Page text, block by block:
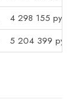
4 298 155 руб.
5 204 399